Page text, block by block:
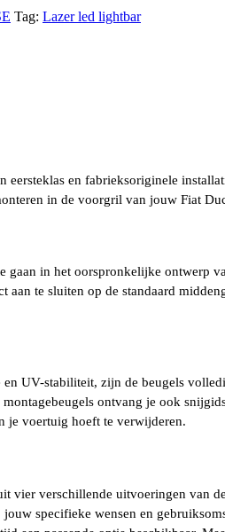
Tag: Lazer led lightbar
eersteklas en fabrieksoriginele
in de voorgril van jouw Fiat
in het oorspronkelijke ontwerp
te sluiten op de standaard
UV-stabiliteit, zijn de beugels
ontvang je ook
je voertuig hoeft te verwijderen.
vier verschillende uitvoeringen van de
specifieke wensen en